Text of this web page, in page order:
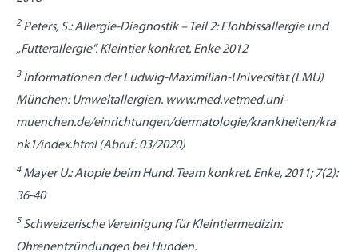
2Peters, S.: Allergie-Diagnostik – Teil 2: Flohbissallergie und
„Futterallergie“. Kleintier konkret. Enke 2012
3Informationen der Ludwig-Maximilian-Universität (LMU)
München: Umweltallergien. www.med.vetmed.uni-
muenchen.de/einrichtungen/dermatologie/krankheiten/kra
nk1/index.html (Abruf: 03/2020)
4Mayer U.: Atopie beim Hund. Team konkret. Enke, 2011; 7(2):
36-40
5 Schweizerische Vereinigung für Kleintiermedizin:
Ohrenentzündungen bei Hunden.